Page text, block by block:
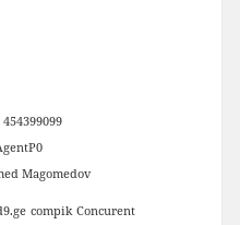
454399099
Magomedov
compik Concurent